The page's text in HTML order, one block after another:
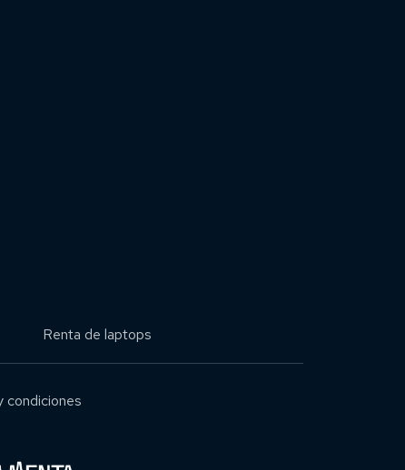
Renta de laptops
condiciones